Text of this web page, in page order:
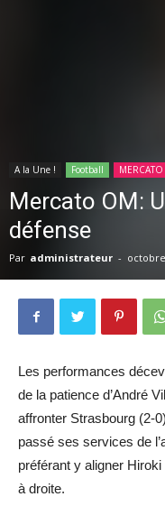
A la Une ! Football MERCATO
Mercato OM:
défense
Par administrateur - octobre
Les performances
de la patience d’André
affronter Strasbourg (2-
passé ses services de
préférant y aligner
à droite.